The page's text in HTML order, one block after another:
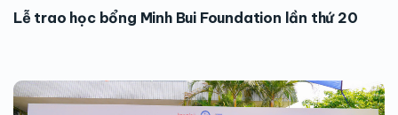
Lễ trao học bổng Minh Bui Foundation lần thứ 20